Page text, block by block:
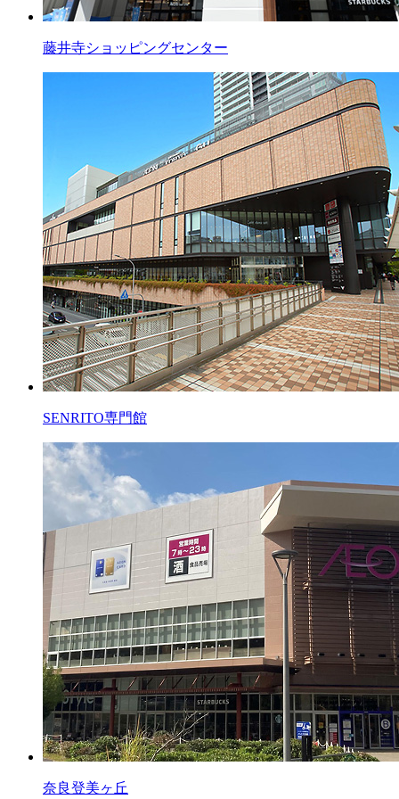
藤井寺ショッピングセンター
SENRITO専門館
奈良登美ヶ丘